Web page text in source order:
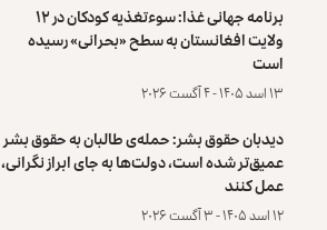
برنامه جهانی غذا: سوءتغذیه کودکان در ۱۲
ولایت افغانستان به سطح «بحرانی» رسیده
است
۱۳ اسد ۱۴۰۵ - ۴ آگست ۲۰۲۶
دیدبان حقوق بشر: حمله‌ی طالبان به حقوق بشر
عمیق‌تر شده است، دولت‌ها به جای ابراز نگرانی،
عمل کنند
۱۲ اسد ۱۴۰۵ - ۳ آگست ۲۰۲۶